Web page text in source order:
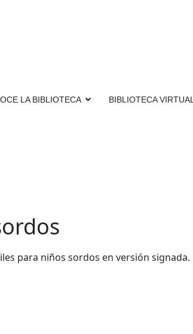
LA BIBLIOTECA BIBLIOTECA VIRTUAL
para niños sordos en versión signada.